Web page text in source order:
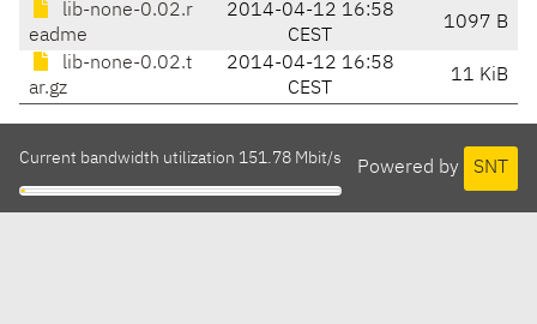
lib-none-0.02.r
eadme
2014-04-12 16:58
CEST
1097 B
lib-none-0.02.t
ar.gz
2014-04-12 16:58
CEST
11 KiB
Powered by SNT
Current bandwidth utilization 151.78 Mbit/s